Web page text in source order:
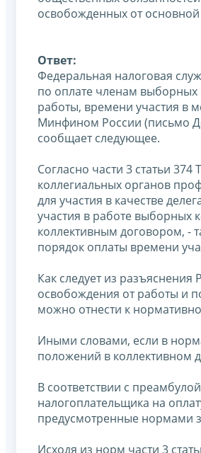
освобожденных от
Ответ:
Федеральная налоговая
по оплате членам
работы, времени участия в
Минфином России (письмо
сообщает следующее.
Согласно части 3 статьи
коллегиальных органов
для участия в качестве
участия в работе выборных
коллективным договором, -
порядок оплаты времени
Как следует из
освобождения от работы и
можно отнести к
Иными словами, если в
положений в коллективном
В соответствии с
налогоплательщика на
предусмотренные нормами
Исходя из норм части 3